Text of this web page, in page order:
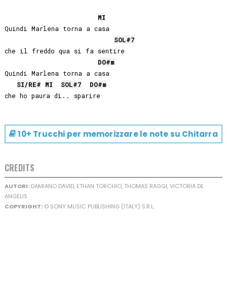
MI
Quindi Marlena torna a casa
SOL#7
che il freddo qua si fa sentire
DO#m
Quindi Marlena torna a casa
SI/RE# MI SOL#7 DO#m
10+ Trucchi per memorizzare le note su Chitarra
CREDITS
AUTORI:DAMIANO DAVID, ETHAN TORCHIO, THOMAS RAGGI, VICTORIA DE
ANGELIS
COPYRIGHT:© SONY MUSIC PUBLISHING (ITALY) S.R.L.